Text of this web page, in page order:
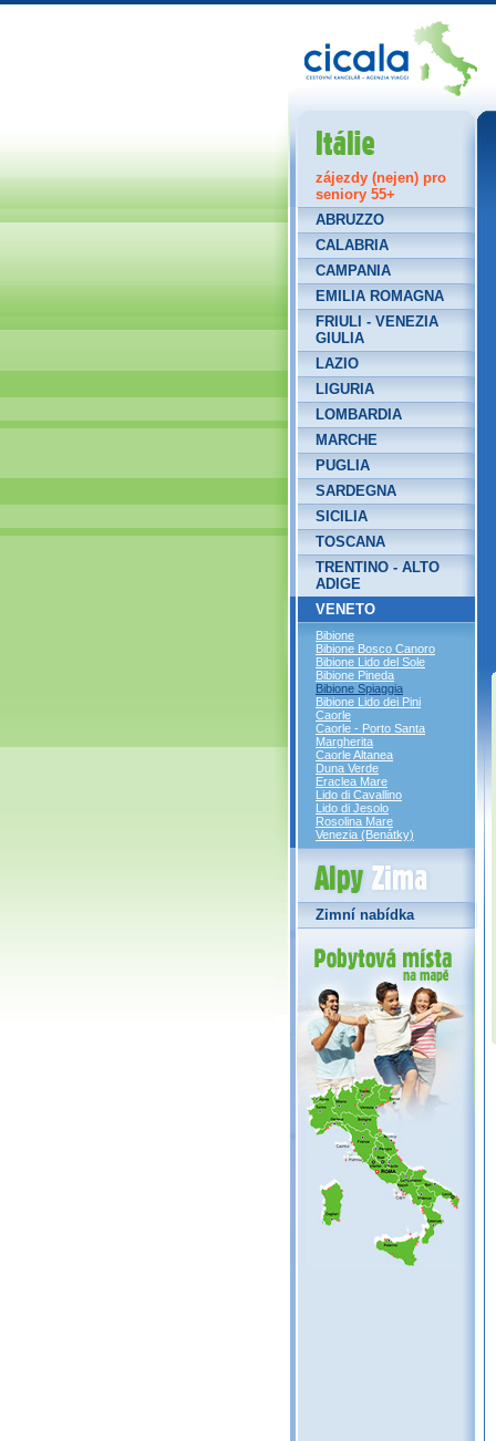
Itálie
zájezdy (nejen) pro
seniory 55+
ABRUZZO
CALABRIA
CAMPANIA
EMILIA ROMAGNA
FRIULI - VENEZIA
GIULIA
LAZIO
LIGURIA
LOMBARDIA
MARCHE
PUGLIA
SARDEGNA
SICILIA
TOSCANA
TRENTINO - ALTO
ADIGE
VENETO
Bibione
Bibione Bosco Canoro
Bibione Lido del Sole
Bibione Pineda
Bibione Spiaggia
Bibione Lido dei Pini
Caorle
Caorle - Porto Santa
Margherita
Caorle Altanea
Duna Verde
Eraclea Mare
Lido di Cavallino
Lido di Jesolo
Rosolina Mare
Venezia (Benátky)
Alpy Zima
Zimní nabídka